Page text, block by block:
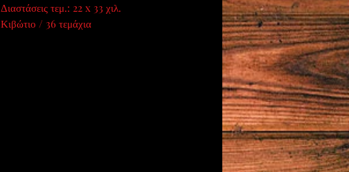
Διαστάσεις τεμ.: 22 x 33 χιλ.
Κιβώτιο / 36 τεμάχια